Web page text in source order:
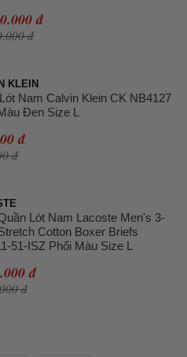
đ
đ
KLEIN
Nam Calvin Klein CK NB4127
Đen Size L
đ
đ
Lót Nam Lacoste Men's 3-
Cotton Boxer Briefs
51-ISZ Phối Màu Size L
đ
đ